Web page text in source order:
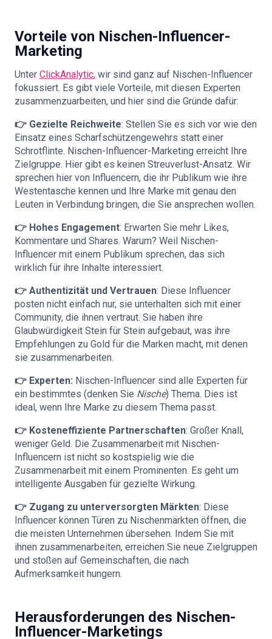
Vorteile von Nischen-Influencer-
Marketing
Unter ClickAnalytic, wir sind ganz auf Nischen-Influencer
fokussiert. Es gibt viele Vorteile, mit diesen Experten
zusammenzuarbeiten, und hier sind die Gründe dafür:
👉 Gezielte Reichweite: Stellen Sie es sich vor wie den
Einsatz eines Scharfschützengewehrs statt einer
Schrotflinte. Nischen-Influencer-Marketing erreicht Ihre
Zielgruppe. Hier gibt es keinen Streuverlust-Ansatz. Wir
sprechen hier von Influencern, die ihr Publikum wie ihre
Westentasche kennen und Ihre Marke mit genau den
Leuten in Verbindung bringen, die Sie ansprechen wollen.
👉 Hohes Engagement: Erwarten Sie mehr Likes,
Kommentare und Shares. Warum? Weil Nischen-
Influencer mit einem Publikum sprechen, das sich
wirklich für ihre Inhalte interessiert.
👉 Authentizität und Vertrauen: Diese Influencer
posten nicht einfach nur, sie unterhalten sich mit einer
Community, die ihnen vertraut. Sie haben ihre
Glaubwürdigkeit Stein für Stein aufgebaut, was ihre
Empfehlungen zu Gold für die Marken macht, mit denen
sie zusammenarbeiten.
👉 Experten: Nischen-Influencer sind alle Experten für
ein bestimmtes (denken Sie Nische) Thema. Dies ist
ideal, wenn Ihre Marke zu diesem Thema passt.
👉 Kosteneffiziente Partnerschaften: Großer Knall,
weniger Geld. Die Zusammenarbeit mit Nischen-
Influencern ist nicht so kostspielig wie die
Zusammenarbeit mit einem Prominenten. Es geht um
intelligente Ausgaben für gezielte Wirkung.
👉 Zugang zu unterversorgten Märkten: Diese
Influencer können Türen zu Nischenmärkten öffnen, die
die meisten Unternehmen übersehen. Indem Sie mit
ihnen zusammenarbeiten, erreichen Sie neue Zielgruppen
und stoßen auf Gemeinschaften, die nach
Aufmerksamkeit hungern.
Herausforderungen des Nischen-
Influencer-Marketings